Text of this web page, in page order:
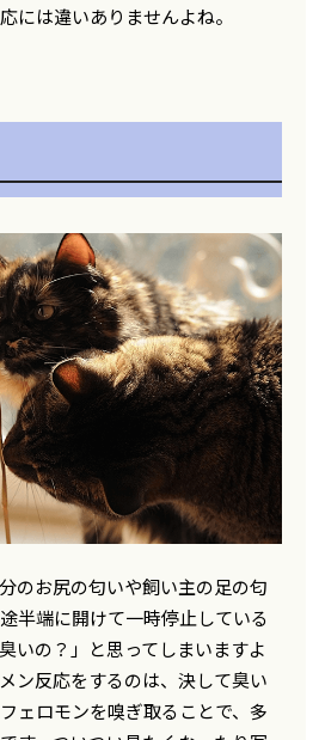
には違いありませんよね。
のお尻の匂いや飼い主の足の匂
半端に開けて一時停止している
いの？」と思ってしまいますよ
ン反応をするのは、決して臭い
ェロモンを嗅ぎ取ることで、多